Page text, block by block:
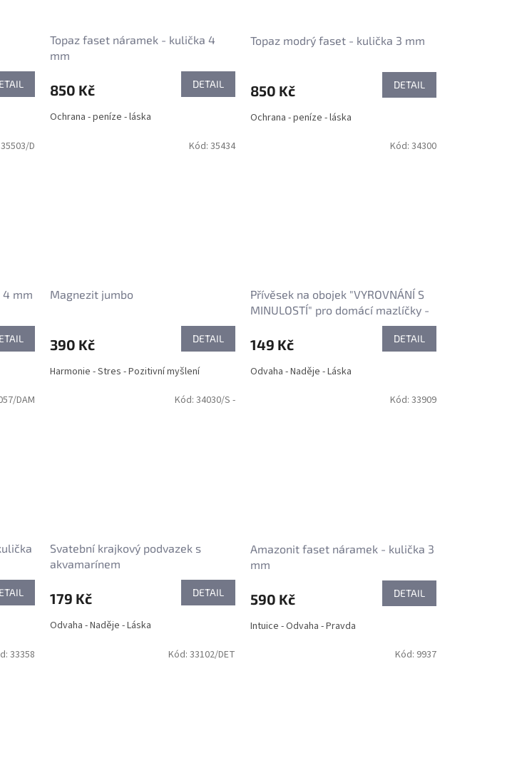
Topaz faset náramek - kulička 4
mm
850 Kč DETAIL
Ochrana - peníze - láska
Topaz modrý faset - kulička 3 mm
850 Kč DETAIL
Ochrana - peníze - láska
4 mm
35503/D
Magnezit jumbo
390 Kč DETAIL
Harmonie - Stres - Pozitivní myšlení
Kód: 35434
Přívěsek na obojek "VYROVNÁNÍ S
MINULOSTÍ" pro domácí mazlíčky -
149 Kč DETAIL
Odvaha - Naděje - Láska
Kód: 34300
DAM
Svatební krajkový podvazek s
akvamarínem
179 Kč DETAIL
Odvaha - Naděje - Láska
Kód: 34030/S -
Amazonit faset náramek - kulička 3
mm
590 Kč DETAIL
Intuice - Odvaha - Pravda
Kód: 33909
33358 Kód: 33102/DET Kód: 9937